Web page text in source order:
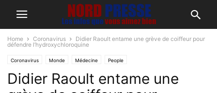
Home Coronavirus
Didier Raoult entame une grève de coiffeur pour
défendre l’hydroxychloroquine
Coronavirus Monde Médecine People
Didier Raoult entame une